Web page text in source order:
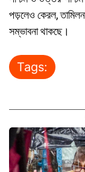
পড়লেও কেরল,
সম্ভাবনা থাকছে।
Tags: